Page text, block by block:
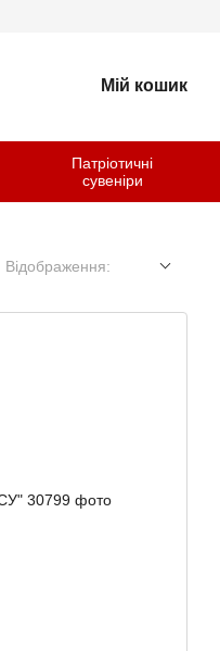
Мій кошик
Патріотичні
сувеніри
Відображення: